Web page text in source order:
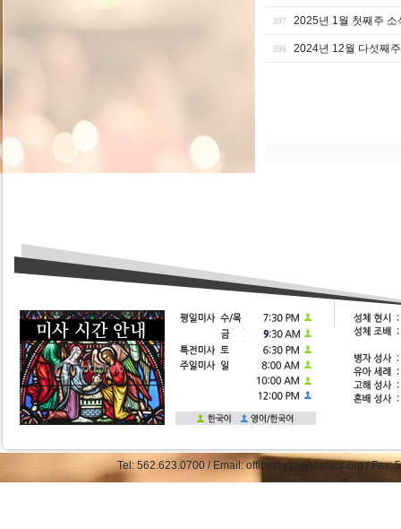
397 2025년 1월 첫째주 소
396 2024년 12월 다섯째
Tel: 562.623.0700 / Email: office@straphaelkcc.org /